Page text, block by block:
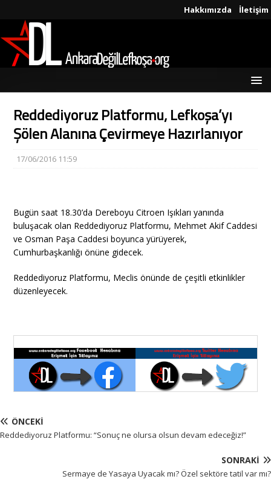
Hakkımızda İletişim
Reddediyoruz Platformu, Lefkoşa’yı
Şölen Alanına Çevirmeye Hazırlanıyor
17/06/2016 11:59
Bugün saat 18.30’da Dereboyu Citroen Işıkları yanında
buluşacak olan Reddediyoruz Platformu, Mehmet Akif Caddesi
ve Osman Paşa Caddesi boyunca yürüyerek,
Cumhurbaşkanlığı önüne gidecek.
Reddediyoruz Platformu, Meclis önünde de çeşitli etkinlikler
düzenleyecek.
ÖNCEKI
Reddediyoruz Platformu: “Sonuç ne olursa olsun devam edeceğiz!”
SONRAKI
Sermaye de Yasaya Uyacak mı? Özel sektöre tatil var mı?